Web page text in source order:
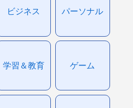
ビジネス パーソナル
学習＆教育 ゲーム